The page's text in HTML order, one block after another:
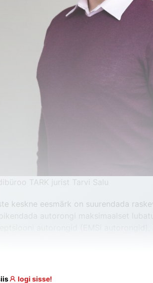
TARK jurist Tarvi Salu
keskne eesmärk on suurendada
autorongi maksimaalset
logi sisse!